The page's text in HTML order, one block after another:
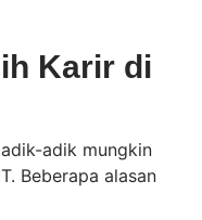
Karir di
adik mungkin
Beberapa alasan